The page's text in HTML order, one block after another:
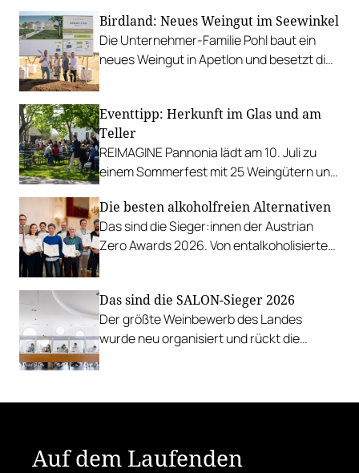
Birdland: Neues Weingut im Seewinkel
Die Unternehmer-Familie Pohl baut ein
neues Weingut in Apetlon und besetzt die
Eventtipp: Herkunft im Glas und am
Teller
REIMAGINE Pannonia lädt am 10. Juli zu
einem Sommerfest mit 25 Weingütern und
Esterhazy.
Die besten alkoholfreien Alternativen
Das sind die Sieger:innen der Austrian
Zero Awards 2026. Von entalkoholisierten
Das sind die SALON-Sieger 2026
Der größte Weinbewerb des Landes
wurde neu organisiert und rückt die
Auf dem Laufenden